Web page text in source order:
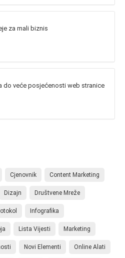
za mali biznis
do veće posjećenosti web stranice
Cjenovnik Content Marketing
Dizajn Društvene Mreže
Infografika
Lista Vijesti Marketing
Novi Elementi Online Alati